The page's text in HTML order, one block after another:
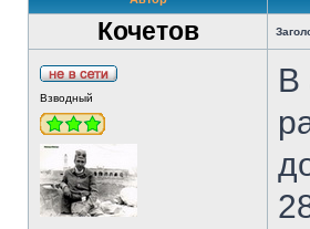
Кочетов
Взводный
В